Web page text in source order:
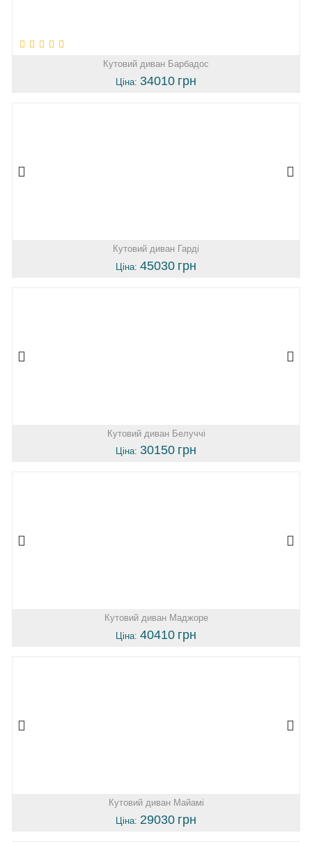
Кутовий диван Барбадос
Ціна: 34010 грн
Кутовий диван Гарді
Ціна: 45030 грн
Кутовий диван Белуччі
Ціна: 30150 грн
Кутовий диван Маджоре
Ціна: 40410 грн
Кутовий диван Майамі
Ціна: 29030 грн